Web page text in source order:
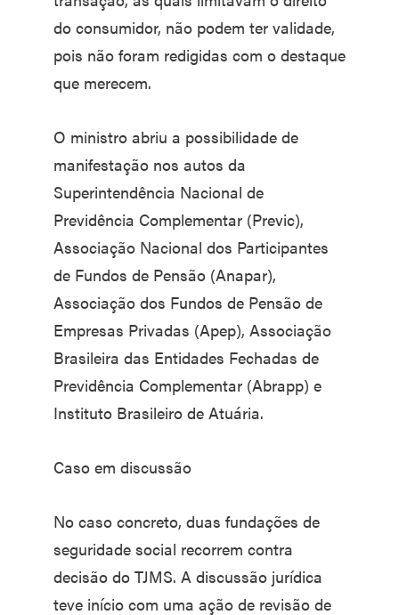
do consumidor, não podem ter validade,
pois não foram redigidas com o destaque
que merecem.
O ministro abriu a possibilidade de
manifestação nos autos da
Superintendência Nacional de
Previdência Complementar (Previc),
Associação Nacional dos Participantes
de Fundos de Pensão (Anapar),
Associação dos Fundos de Pensão de
Empresas Privadas (Apep), Associação
Brasileira das Entidades Fechadas de
Previdência Complementar (Abrapp) e
Instituto Brasileiro de Atuária.
Caso em discussão
No caso concreto, duas fundações de
seguridade social recorrem contra
decisão do TJMS. A discussão jurídica
teve início com uma ação de revisão de